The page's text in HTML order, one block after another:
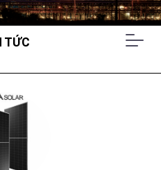
NGHIỆM
TỨC
TRỮ